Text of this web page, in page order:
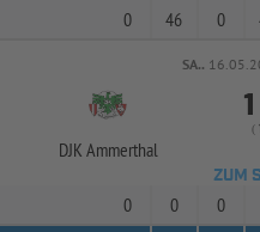
0 46 0
SA..
DJK Ammerthal

(
ZUM
0 0 0